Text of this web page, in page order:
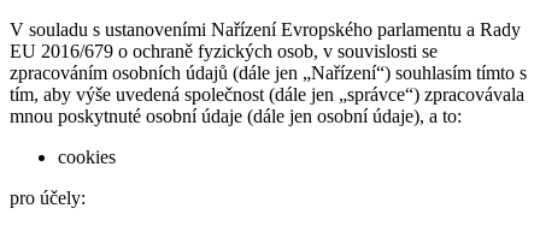
V souladu s ustanoveními Nařízení Evropského parlamentu a Rady
EU 2016/679 o ochraně fyzických osob, v souvislosti se
zpracováním osobních údajů (dále jen „Nařízení“) souhlasím tímto s
tím, aby výše uvedená společnost (dále jen „správce“) zpracovávala
mnou poskytnuté osobní údaje (dále jen osobní údaje), a to:
cookies
pro účely: